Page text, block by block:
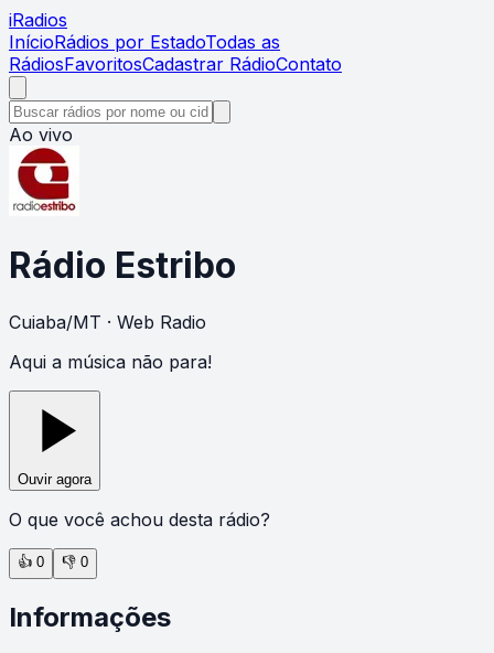
iRadios
InícioRádios por EstadoTodas as
RádiosFavoritosCadastrar RádioContato
Ao vivo
Rádio Estribo
Cuiaba/MT · Web Radio
Aqui a música não para!
Ouvir agora
O que você achou desta rádio?
👍 0 👎 0
Informações